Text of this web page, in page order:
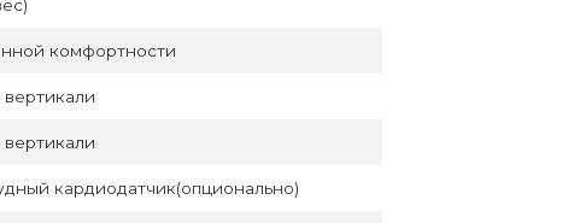
комфортности
кардиодатчик(опционально)